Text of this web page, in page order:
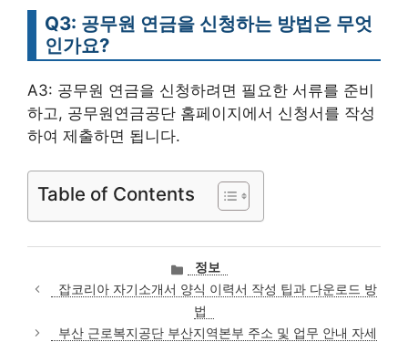
Q3: 공무원 연금을 신청하는 방법은 무엇
인가요?
A3: 공무원 연금을 신청하려면 필요한 서류를 준비
하고, 공무원연금공단 홈페이지에서 신청서를 작성
하여 제출하면 됩니다.
Table of Contents
카
테
고
리
정보
잡코리아 자기소개서 양식 이력서 작성 팁과 다운로드 방
법
부산 근로복지공단 부산지역본부 주소 및 업무 안내 자세